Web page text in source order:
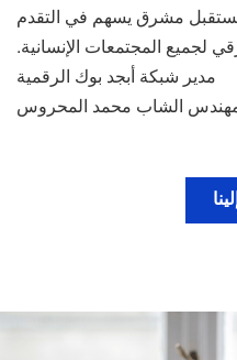
مشرق يسهم في التقدم
لجميع المجتمعات الإنسانية.
مدير شبكة أبجد بوك الرقمية
الشاب محمد المحروس